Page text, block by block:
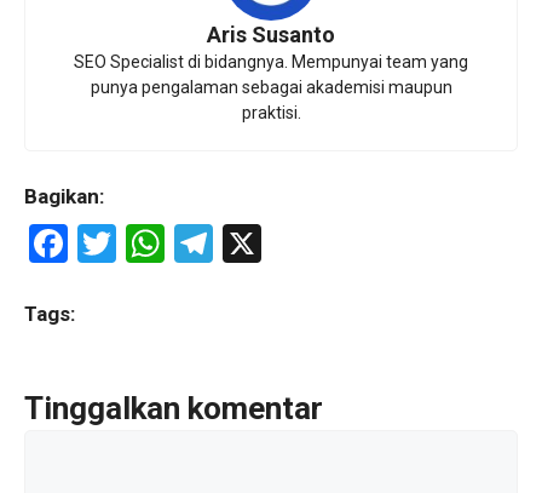
Aris Susanto
SEO Specialist di bidangnya. Mempunyai team yang
punya pengalaman sebagai akademisi maupun
praktisi.
Bagikan:
F
ce
o
o
T
W
A
T
a
Tags:
Tinggalkan komentar